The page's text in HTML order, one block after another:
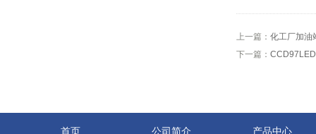
上一篇： 化工厂加油
下一篇：
首页 公司简介 产品中心